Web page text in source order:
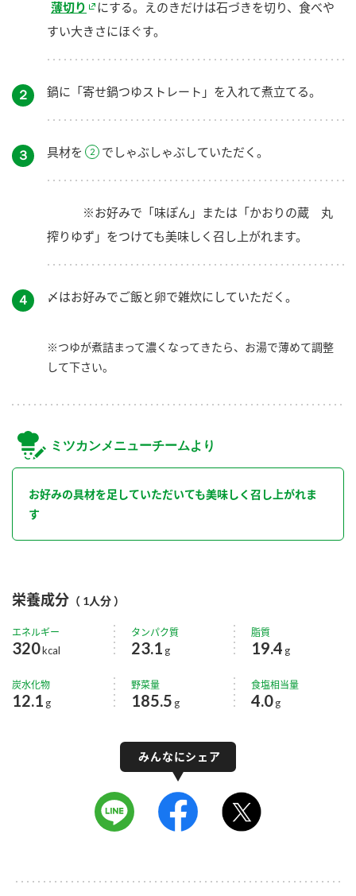
薄切り
にする。えのきだけは石づきを切り、食べや
すい大きさにほぐす。
２ 鍋に「寄せ鍋つゆストレート」を入れて煮立てる。
３ 具材を でしゃぶしゃぶしていただく。
※お好みで「味ぽん」または「かおりの蔵 丸
搾りゆず」をつけても美味しく召し上がれます。
４ 〆はお好みでご飯と卵で雑炊にしていただく。
※つゆが煮詰まって濃くなってきたら、お湯で薄めて調整
して下さい。
ミツカンメニューチームより
お好みの具材を足していただいても美味しく召し上がれま
す
栄養成分 （ 1人分 ）
エネルギー
320kcal
タンパク質
23.1 g
脂質
19.4 g
炭水化物
12.1 g
野菜量
185.5 g
食塩相当量
4.0 g